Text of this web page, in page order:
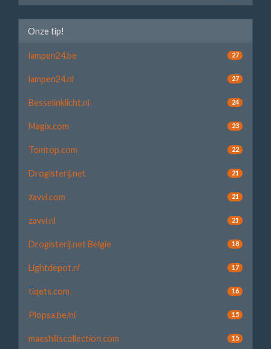
Onze tip!
lampen24.be 27
lampen24.nl 27
Besselinklicht.nl 24
Magix.com 23
Tomtop.com 22
Drogisterij.net 21
zavvi.com 21
zavvi.nl 21
Drogisterij.net Belgie 18
Lightdepot.nl 17
tiqets.com 16
Plopsa.be/nl 15
maeshillscollection.com 15